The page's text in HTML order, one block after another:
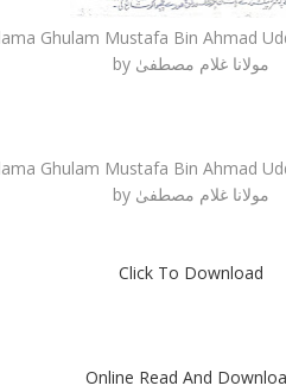
by مولانا غلام مصطفیٰ
by مولانا غلام مصطفیٰ
Click To Download
Online Read And